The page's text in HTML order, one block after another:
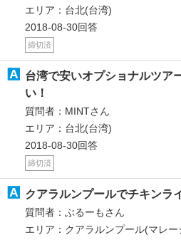
エリア：台北(台湾)
2018-08-30回答
締切済
台湾で安いオプショナルツア
い！
質問者：MINTさん
エリア：台北(台湾)
2018-08-30回答
締切済
クアラルンプールでチキンラ
質問者：ぶるーもさん
エリア：クアラルンプール(マレー